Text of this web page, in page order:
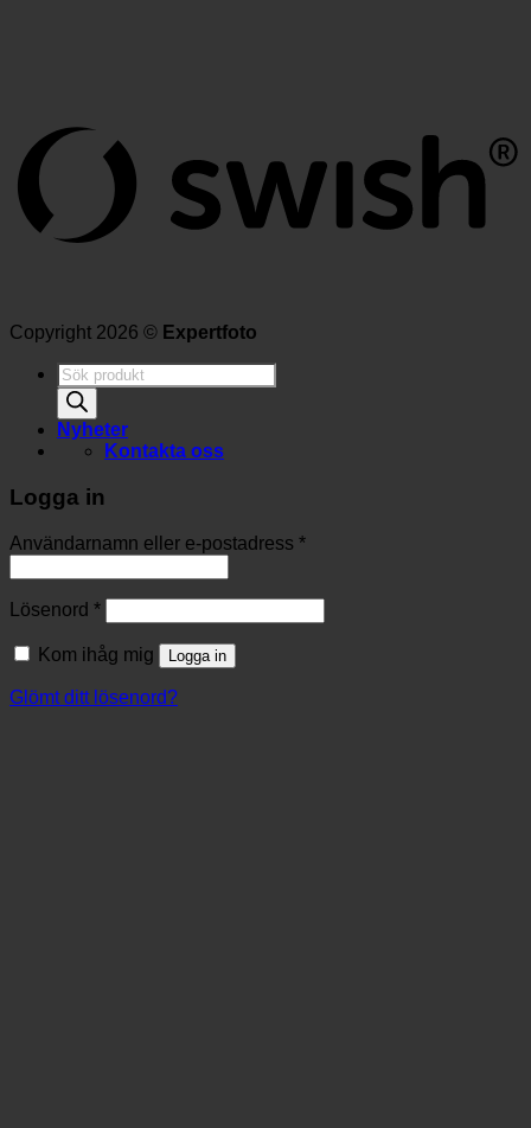
Copyright 2026 © Expertfoto
Produktsökning
Nyheter
Kontakta oss
Logga in
Användarnamn eller e-postadress *
Lösenord *
Kom ihåg mig Logga in
Glömt ditt lösenord?